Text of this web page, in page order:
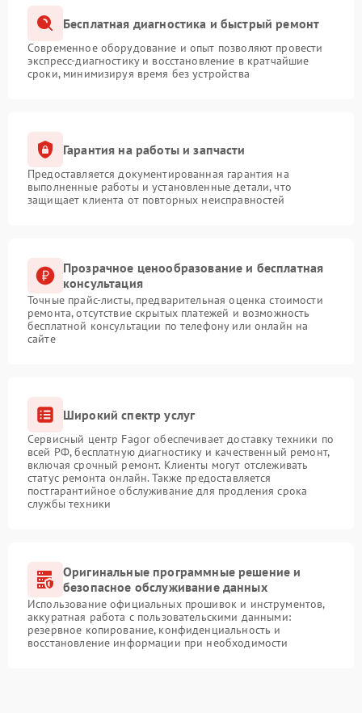
Бесплатная диагностика и быстрый ремонт
Современное оборудование и опыт позволяют провести
экспресс-диагностику и восстановление в кратчайшие
сроки, минимизируя время без устройства
Гарантия на работы и запчасти
Предоставляется документированная гарантия на
выполненные работы и установленные детали, что
защищает клиента от повторных неисправностей
Прозрачное ценообразование и бесплатная
консультация
Точные прайс-листы, предварительная оценка стоимости
ремонта, отсутствие скрытых платежей и возможность
бесплатной консультации по телефону или онлайн на
сайте
Широкий спектр услуг
Сервисный центр Fagor обеспечивает доставку техники по
всей РФ, бесплатную диагностику и качественный ремонт,
включая срочный ремонт. Клиенты могут отслеживать
статус ремонта онлайн. Также предоставляется
постгарантийное обслуживание для продления срока
службы техники
Оригинальные программные решение и
безопасное обслуживание данных
Использование официальных прошивок и инструментов,
аккуратная работа с пользовательскими данными:
резервное копирование, конфиденциальность и
восстановление информации при необходимости